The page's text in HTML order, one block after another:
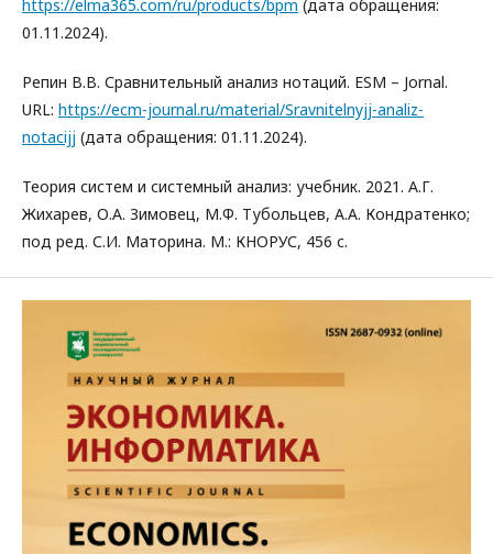
https://elma365.com/ru/products/bpm (дата обращения:
01.11.2024).
Репин В.В. Сравнительный анализ нотаций. ESM – Jornal.
URL: https://ecm-journal.ru/material/Sravnitelnyjj-analiz-
notacijj (дата обращения: 01.11.2024).
Теория систем и системный анализ: учебник. 2021. А.Г.
Жихарев, О.А. Зимовец, М.Ф. Тубольцев, А.А. Кондратенко;
под ред. С.И. Маторина. М.: КНОРУС, 456 с.